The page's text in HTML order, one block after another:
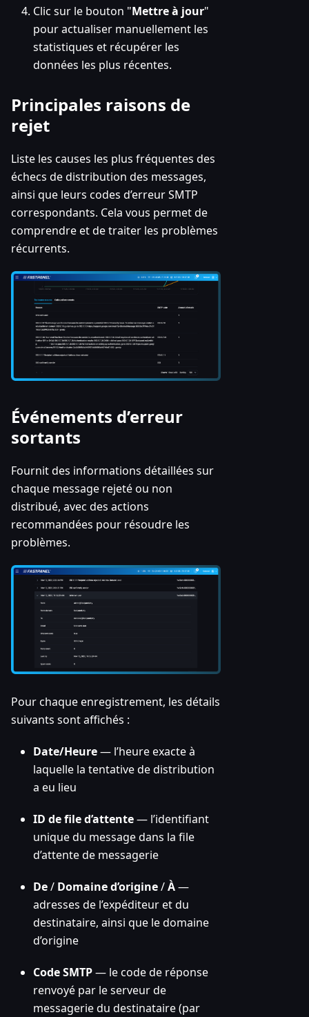
Clic sur le bouton "Mettre à jour"
pour actualiser manuellement les
statistiques et récupérer les
données les plus récentes.
Principales raisons de
rejet
Liste les causes les plus fréquentes des
échecs de distribution des messages,
ainsi que leurs codes d’erreur SMTP
correspondants. Cela vous permet de
comprendre et de traiter les problèmes
récurrents.
Événements d’erreur
sortants
Fournit des informations détaillées sur
chaque message rejeté ou non
distribué, avec des actions
recommandées pour résoudre les
problèmes.
Pour chaque enregistrement, les détails
suivants sont affichés :
Date/Heure— l’heure exacte à
laquelle la tentative de distribution
a eu lieu
ID de file d’attente— l’identifiant
unique du message dans la file
d’attente de messagerie
De/ Domaine d’origine/À—
adresses de l’expéditeur et du
destinataire, ainsi que le domaine
d’origine
Code SMTP— le code de réponse
renvoyé par le serveur de
messagerie du destinataire (par